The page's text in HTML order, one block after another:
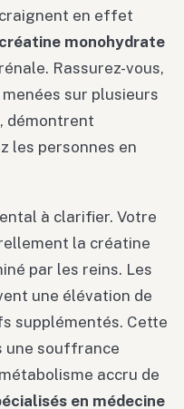
en effet
monohydrate
Rassurez-vous,
sur plusieurs
démontrent
les personnes en
à clarifier. Votre
la créatine
par les reins. Les
une élévation de
supplémentés. Cette
une souffrance
accru de
en médecine